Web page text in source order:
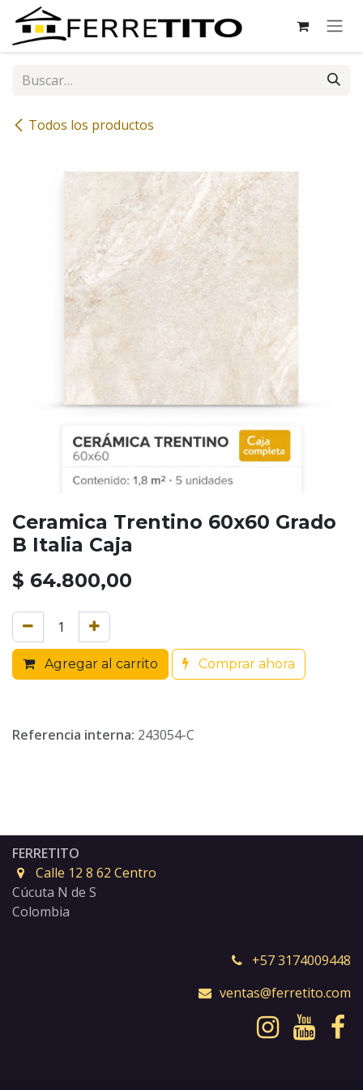
Ir al contenido
Todos los productos
Ceramica Trentino 60x60 Grado
B Italia Caja
$ 64.800,00
Agregar al carrito Comprar ahora
Referencia interna: 243054-C
FERRETITO
Calle 12 8 62 Centro
Cúcuta N de S
Colombia
+57 3174009448
ventas@ferretito.com